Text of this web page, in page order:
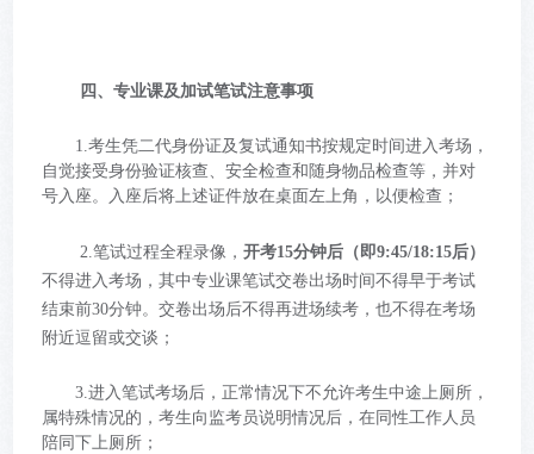
四、专业课及加试笔试注意事项
1.考生凭二代身份证及复试通知书按规定时间进入考场，
自觉接受身份验证核查、安全检查和随身物品检查等，并对
号入座。入座后将上述证件放在桌面左上角，以便检查；
2.笔试过程全程录像，开考15分钟后（即9:45/18:15后）
不得进入考场，其中专业课笔试交卷出场时间不得早于考试
结束前30分钟。交卷出场后不得再进场续考，也不得在考场
附近逗留或交谈；
3.进入笔试考场后，正常情况下不允许考生中途上厕所，
属特殊情况的，考生向监考员说明情况后，在同性工作人员
陪同下上厕所；